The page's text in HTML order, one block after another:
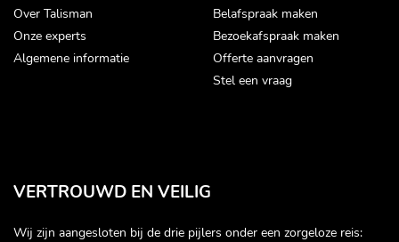
Over Talisman
Onze experts
Algemene informatie
Belafspraak maken
Bezoekafspraak maken
Offerte aanvragen
Stel een vraag
VERTROUWD EN VEILIG
Wij zijn aangesloten bij de drie pijlers onder een zorgeloze reis: